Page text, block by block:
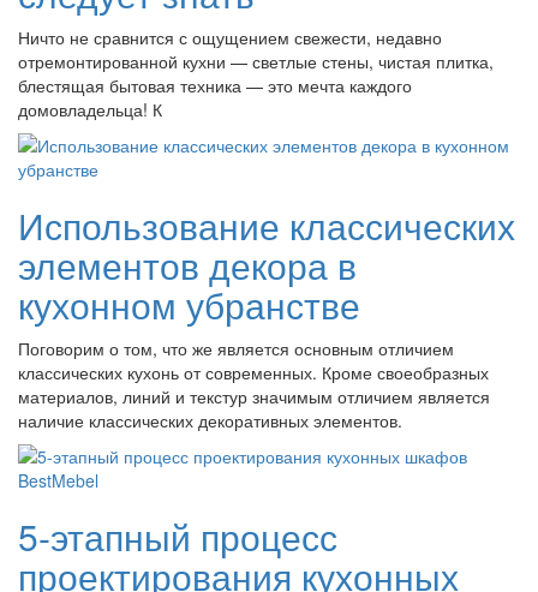
Ничто не сравнится с ощущением свежести, недавно
отремонтированной кухни — светлые стены, чистая плитка,
блестящая бытовая техника — это мечта каждого
домовладельца! К
Использование классических
элементов декора в
кухонном убранстве
Поговорим о том, что же является основным отличием
классических кухонь от современных. Кроме своеобразных
материалов, линий и текстур значимым отличием является
наличие классических декоративных элементов.
5-этапный процесс
проектирования кухонных